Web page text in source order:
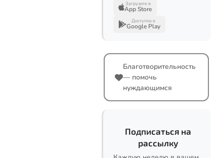
Загрузите в
App Store
Доступно в
Google Play
Благотворительность
— помочь
нуждающимся
Подписаться на
рассылку